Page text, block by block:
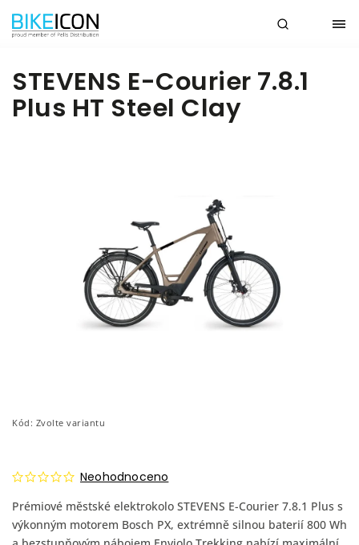
STEVENS E-Courier 7.8.1
Plus HT Steel Clay
Kód: Zvolte variantu
Neohodnoceno
Prémiové městské elektrokolo STEVENS E-Courier 7.8.1 Plus s
výkonným motorem Bosch PX, extrémně silnou baterií 800 Wh